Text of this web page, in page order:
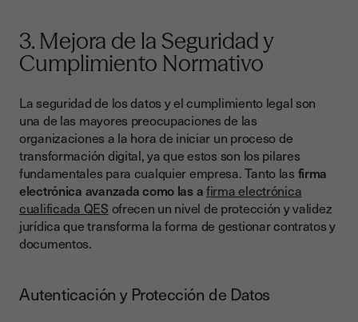
3. Mejora de la Seguridad y
Cumplimiento Normativo
La seguridad de los datos y el cumplimiento legal son
una de las mayores preocupaciones de las
organizaciones a la hora de iniciar un proceso de
transformación digital, ya que estos son los pilares
fundamentales para cualquier empresa. Tanto las firma
electrónica avanzada como las afirma electrónica
cualificada QES ofrecen un nivel de protección y validez
jurídica que transforma la forma de gestionar contratos y
documentos.
Autenticación y Protección de Datos